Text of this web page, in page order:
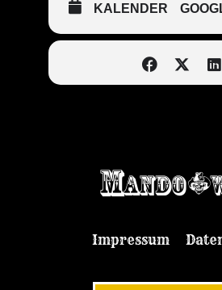
KALENDER
Impressum